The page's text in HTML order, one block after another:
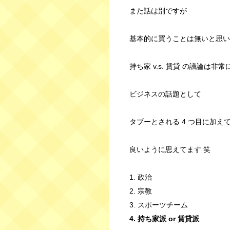
また話は別ですが
基本的に買うことは無いと思い
持ち家 v.s. 賃貸 の議論は非常
ビジネスの話題として
タブーとされる 4 つ目に加え
良いように思えてます 笑
1. 政治
2. 宗教
3. スポーツチーム
4. 持ち家派 or 賃貸派